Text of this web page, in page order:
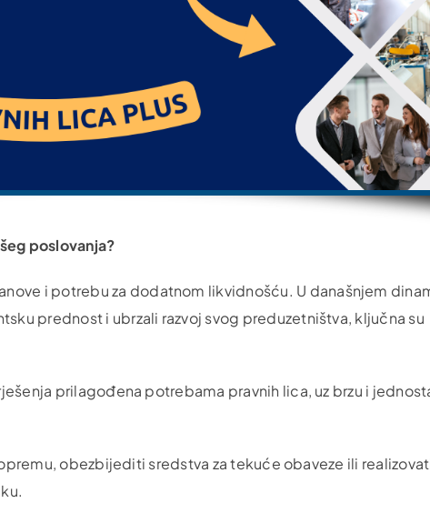
poslovanja?
i potrebu za dodatnom likvidnošću. U današnjem
prednost i ubrzali razvoj svog preduzetništva, ključna su
prilagođena potrebama pravnih lica, uz brzu i
obezbijediti sredstva za tekuće obaveze ili